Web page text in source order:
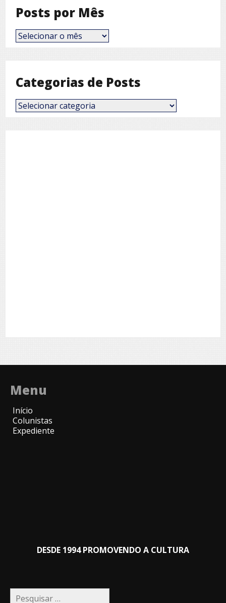
Posts por Mês
Posts
por
Categorias de Posts
Categorias
de
Menu
Início
Colunistas
Expediente
DESDE 1994 PROMOVENDO A CULTURA
Pesquisar